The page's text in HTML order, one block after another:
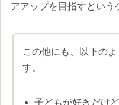
アアップを目指すという
この他にも、以下の
す。
子どもが好きだけ